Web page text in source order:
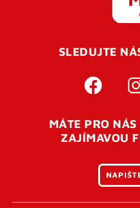
SLEDUJTE
MÁTE PRO
ZAJÍMAVOU